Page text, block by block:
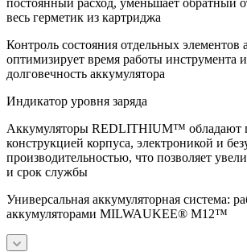
весь герметик из картриджа
Контроль состояния отдельных элементов
оптимизирует время работы инструмента
долговечность аккумулятора
Индикатор уровня заряда
Аккумуляторы REDLITHIUM™ обладают
конструкцией корпуса, электроникой и
производительностью, что позволяет
и срок службы
Универсальная аккумуляторная система:
аккумуляторами MILWAUKEE® M12™